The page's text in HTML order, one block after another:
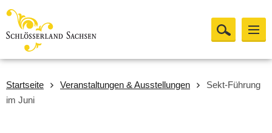
Startseite Veranstaltungen & Ausstellungen
Sekt-Führung
im Juni